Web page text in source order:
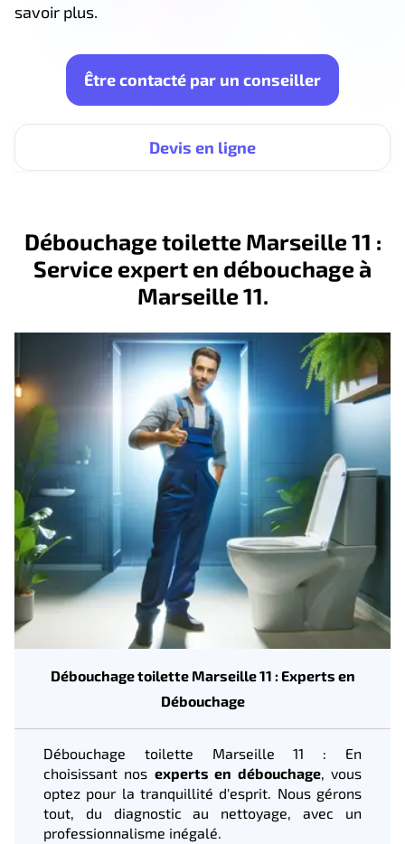
savoir plus.
Être contacté par un conseiller
Devis en ligne
Débouchage toilette Marseille 11 :
Service expert en débouchage à
Marseille 11.
Débouchage toilette Marseille 11 : Experts en
Débouchage
Débouchage toilette Marseille 11 : En
choisissant nos experts en débouchage, vous
optez pour la tranquillité d'esprit. Nous gérons
tout, du diagnostic au nettoyage, avec un
professionnalisme inégalé.